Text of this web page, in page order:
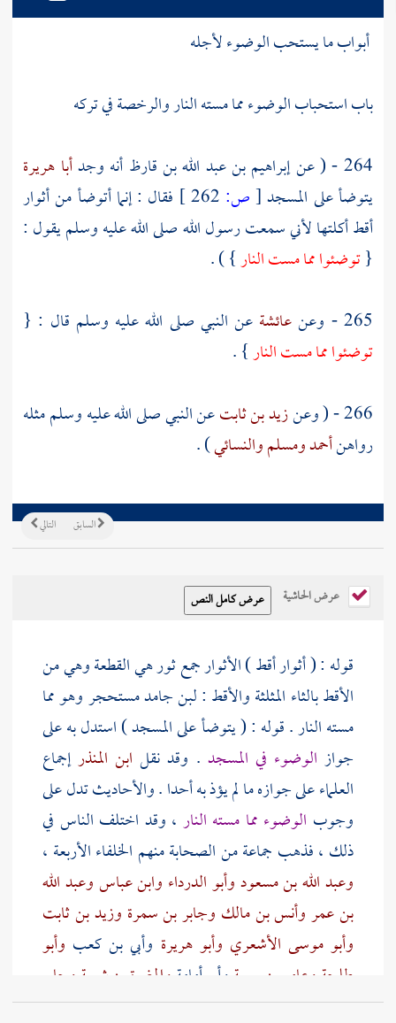
أبواب ما يستحب الوضوء لأجله
باب استحباب الوضوء مما مسته النار والرخصة في تركه
264 - ( عن
إبراهيم بن عبد الله بن قارظ أنه وجدأبا هريرة
يتوضأ على المسجد[ص:
فقال : إنما أتوضأ من أثوار
أقط أكلتها لأني سمعت رسول الله صلى الله عليه وسلم يقول :
{توضئوا مما مست النار} ) .
265 - وعن
عائشةعن النبي صلى الله عليه وسلم قال : {
توضئوا مما مست النار} .
266 - ( وعن
زيد بن ثابتعن النبي صلى الله عليه وسلم مثله
رواهنأحمدومسلموالنسائي) .
التالي السابق
عرض الحاشية
قوله : ( أثوار أقط ) الأثوار جمع ثور هي القطعة وهي من
الأقط بالثاء المثلثة والأقط : لبن جامد مستحجر وهو مما
مسته النار . قوله : ( يتوضأ على المسجد ) استدل به على
جواز الوضوء في المسجد . وقد نقل ابن المنذرإجماع
العلماء على جوازه ما لم يؤذ به أحدا . والأحاديث تدل على
وجوب الوضوء مما مسته النار ، وقد اختلف الناس في
ذلك ، فذهب جماعة من الصحابة منهم الخلفاء الأربعة ،
وعبد الله بن مسعودوأبو الدرداء وابن عباسوعبد الله
بن عمروأنس بن مالك وجابر بن سمرة وزيد بن ثابت
وأبو موسى الأشعري وأبو هريرة وأبي بن كعب وأبو
طلحةوعامر بن ربيعةوأبو أمامةوالمغيرة بن شعبةوجابر
بن عبد اللهوعائشةوجماهير التابعين ، وهو مذهبمالك